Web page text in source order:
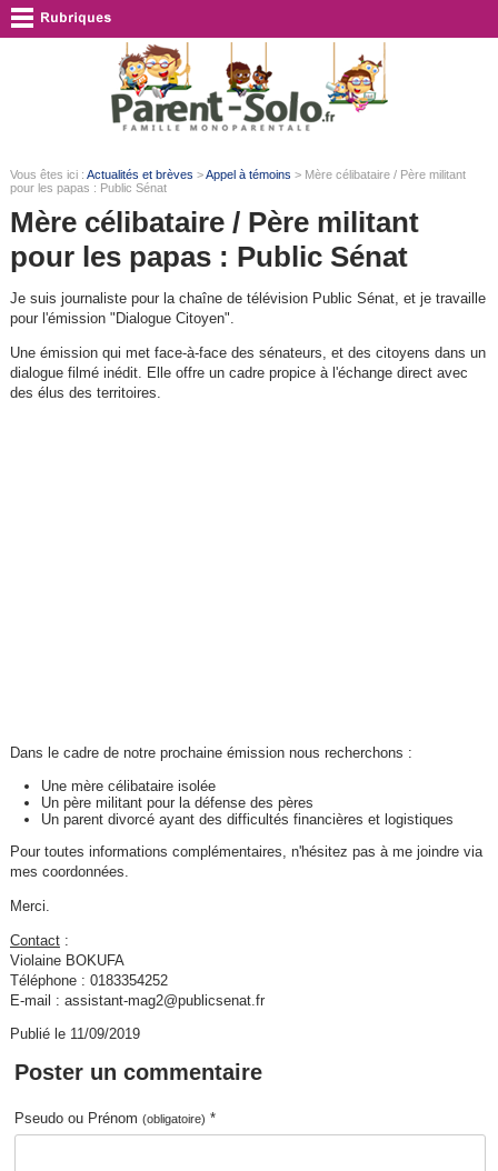
Vous êtes ici : Actualités et brèves >Appel à témoins > Mère célibataire / Père militant
pour les papas : Public Sénat
Mère célibataire / Père militant
pour les papas : Public Sénat
Je suis journaliste pour la chaîne de télévision Public Sénat, et je travaille
pour l'émission "Dialogue Citoyen".
Une émission qui met face-à-face des sénateurs, et des citoyens dans un
dialogue filmé inédit. Elle offre un cadre propice à l'échange direct avec
des élus des territoires.
Dans le cadre de notre prochaine émission nous recherchons :
Une mère célibataire isolée
Un père militant pour la défense des pères
Un parent divorcé ayant des difficultés financières et logistiques
Pour toutes informations complémentaires, n'hésitez pas à me joindre via
mes coordonnées.
Merci.
Contact:
Violaine BOKUFA
Téléphone : 0183354252
E-mail : assistant-mag2@publicsenat.fr
Publié le 11/09/2019
Poster un commentaire
Pseudo ou Prénom(obligatoire) *